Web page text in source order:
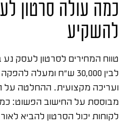
כמה עולה סרטון
להשקיע
לבין 30,000 ש"ח
ועריכה מקצועית. ההחלטה על
מבוססת על החישוב הפשוט:
לקוחות יכול הסרטון להביא